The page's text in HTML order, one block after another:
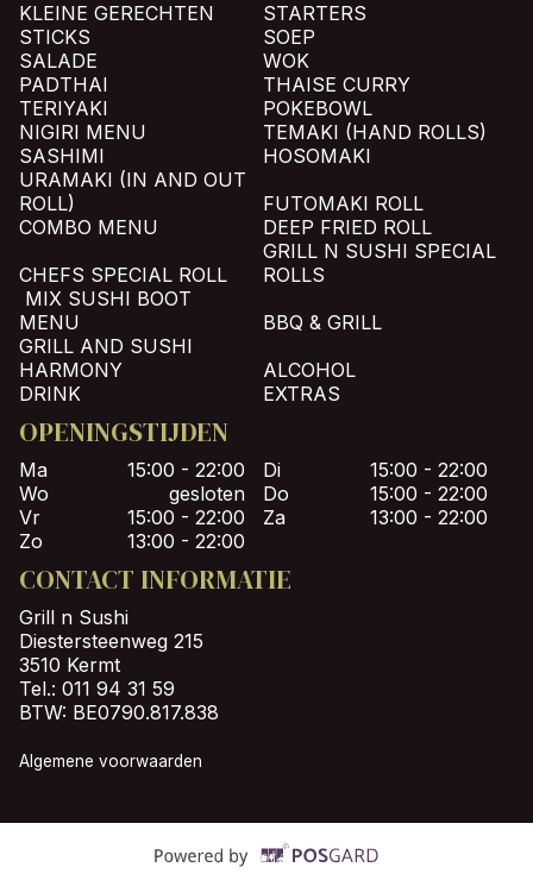
KLEINE GERECHTEN
STARTERS
STICKS
SOEP
SALADE
WOK
PADTHAI
THAISE CURRY
TERIYAKI
POKEBOWL
NIGIRI MENU
TEMAKI (HAND ROLLS)
SASHIMI
HOSOMAKI
URAMAKI (IN AND OUT
ROLL)
FUTOMAKI ROLL
COMBO MENU
DEEP FRIED ROLL
CHEFS SPECIAL ROLL
GRILL N SUSHI SPECIAL
ROLLS
MIX SUSHI BOOT
MENU
BBQ & GRILL
GRILL AND SUSHI
HARMONY
ALCOHOL
DRINK
EXTRAS
OPENINGSTIJDEN
Ma 15:00 - 22:00 Di
15:00 - 22:00
Wo
gesloten Do
15:00 - 22:00
Vr
15:00 - 22:00 Za
13:00 - 22:00
Zo
13:00 - 22:00
CONTACT INFORMATIE
Grill n Sushi
Diestersteenweg 215
3510 Kermt
Tel.: 011 94 31 59
BTW: BE0790.817.838
Algemene voorwaarden